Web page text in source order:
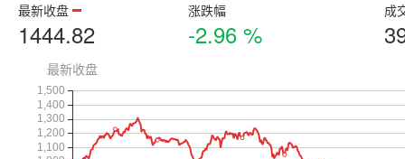
最新收盘
1444.82
涨跌幅
-2.96 %
成